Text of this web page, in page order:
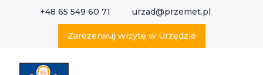
+48 65 549 60 71 urzad@przemet.pl
Zarezerwuj wizytę w Urzędzie
Wyszukaj w serwisie